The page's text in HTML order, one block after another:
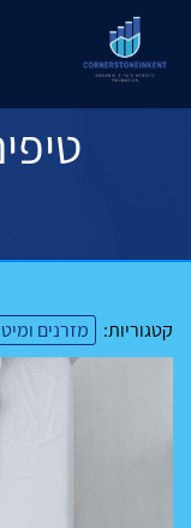
קטגוריות: מזרנים